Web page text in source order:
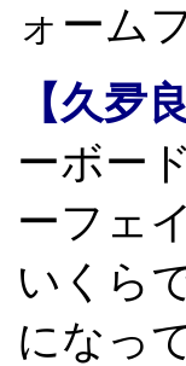
ォーム
【久夛
ーボー
ーフェ
いくら
になっ